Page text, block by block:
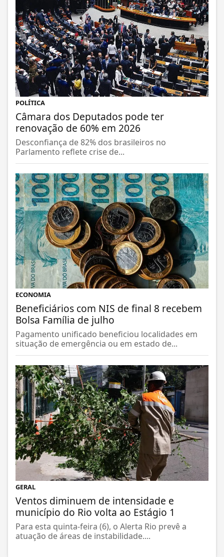
POLÍTICA
Câmara dos Deputados pode ter
renovação de 60% em 2026
Desconfiança de 82% dos brasileiros no
Parlamento reflete crise de...
ECONOMIA
Beneficiários com NIS de final 8 recebem
Bolsa Família de julho
Pagamento unificado beneficiou localidades em
situação de emergência ou em estado de...
GERAL
Ventos diminuem de intensidade e
município do Rio volta ao Estágio 1
Para esta quinta-feira (6), o Alerta Rio prevê a
atuação de áreas de instabilidade....